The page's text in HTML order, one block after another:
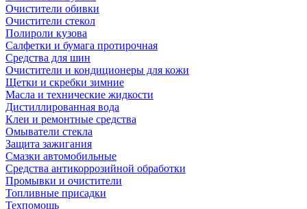
Очистители обивки
Очистители стекол
Полироли кузова
Салфетки и бумага протирочная
Средства для шин
Очистители и кондиционеры для кожи
Щетки и скребки зимние
Масла и технические жидкости
Дистиллированная вода
Клеи и ремонтные средства
Омыватели стекла
Защита зажигания
Смазки автомобильные
Средства антикоррозийной обработки
Промывки и очистители
Топливные присадки
Техпомощь